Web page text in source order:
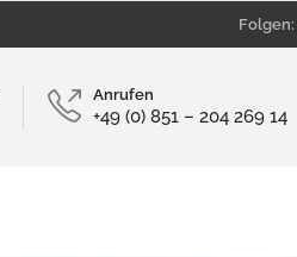
Folgen:
Anrufen
+49 (0) 851 – 204 269 14